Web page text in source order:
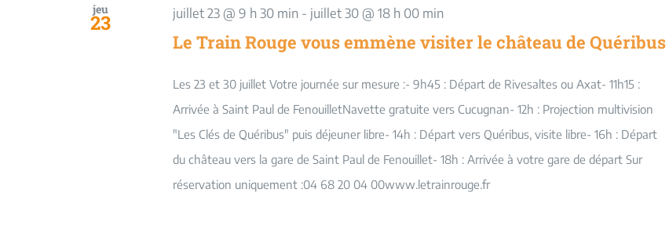
jeu
23 juillet 23 @ 9 h 30 min- juillet 30 @ 18 h 00 min
Le Train Rouge vous emmène visiter le château de Quéribus
Les 23 et 30 juillet Votre journée sur mesure :- 9h45 : Départ de Rivesaltes ou Axat- 11h15 :
Arrivée à Saint Paul de FenouilletNavette gratuite vers Cucugnan- 12h : Projection multivision
"Les Clés de Quéribus" puis déjeuner libre- 14h : Départ vers Quéribus, visite libre- 16h : Départ
du château vers la gare de Saint Paul de Fenouillet- 18h : Arrivée à votre gare de départ Sur
réservation uniquement :04 68 20 04 00www.letrainrouge.fr